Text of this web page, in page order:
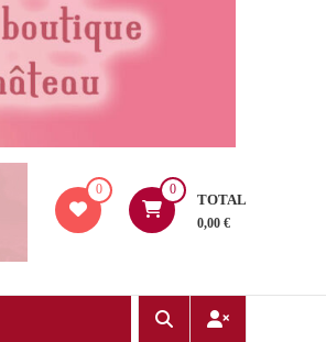
0 0
TOTAL
0,00 €